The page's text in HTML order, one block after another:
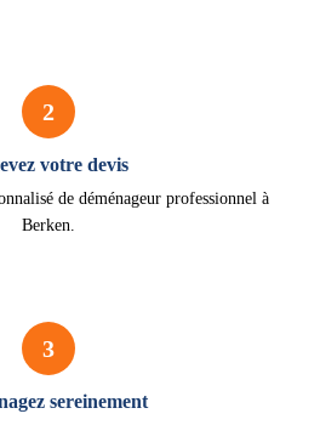
2
votre devis
de déménageur professionnel à
Berken.
3
sereinement